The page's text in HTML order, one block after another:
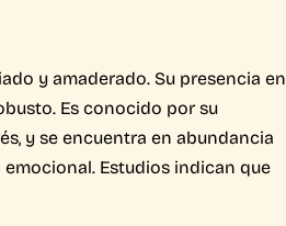
y amaderado. Su presencia en
Es conocido por su
y se encuentra en abundancia
Estudios indican que